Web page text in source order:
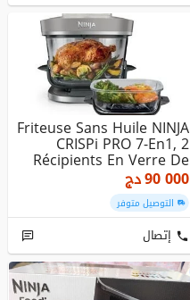
Friteuse Sans Huile NINJA
CRISPi PRO 7-En1, 2
Récipients En Verre De
5...
90 000دج
التوصيل متوفر
إتصال